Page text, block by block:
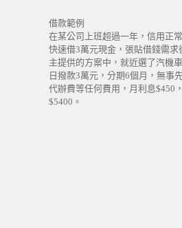
借款範例
在某公司上班超過一年，信用正
快速借3萬元現金，張貼借錢需求
主提供的方案中，就近選了汽機
日撥款3萬元，分期6個月，無事
代辦費等任何費用，月利息$450
$5400。